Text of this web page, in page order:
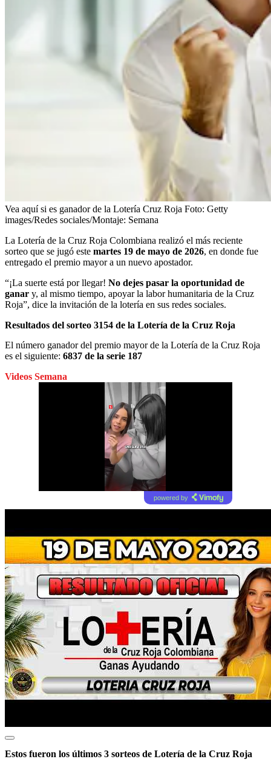
Vea aquí si es ganador de la Lotería Cruz Roja Foto: Getty
images/Redes sociales/Montaje: Semana
La Lotería de la Cruz Roja Colombiana realizó el más reciente
sorteo que se jugó este martes 19 de mayo de 2026, en donde fue
entregado el premio mayor a un nuevo apostador.
“¡La suerte está por llegar! No dejes pasar la oportunidad de
ganar y, al mismo tiempo, apoyar la labor humanitaria de la Cruz
Roja”, dice la invitación de la lotería en sus redes sociales.
Resultados del sorteo 3154 de la Lotería de la Cruz Roja
El número ganador del premio mayor de la Lotería de la Cruz Roja
es el siguiente: 6837 de la serie 187
Videos Semana
powered by
Estos fueron los últimos 3 sorteos de Lotería de la Cruz Roja